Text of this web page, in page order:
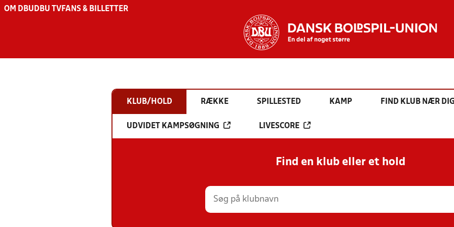
OM DBU DBU TV FANS & BILLETTER
KLUB/HOLD RÆKKE SPILLESTED KAMP FIND KLUB NÆR
UDVIDET KAMPSØGNING LIVESCORE
Find en klub eller et hold